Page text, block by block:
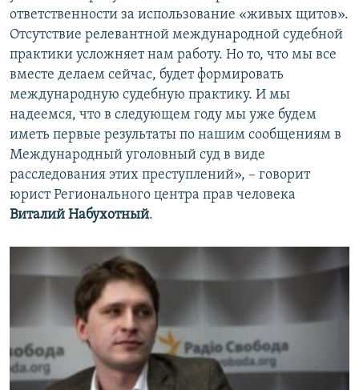
ответственности за использование «живых щитов».
Отсутствие релевантной международной судебной
практики усложняет нам работу. Но то, что мы все
вместе делаем сейчас, будет формировать
международную судебную практику. И мы
надеемся, что в следующем году мы уже будем
иметь первые результаты по нашим сообщениям в
Международный уголовный суд в виде
расследования этих преступлений», – говорит
юрист Регионального центра прав человека
Виталий Набухотный.